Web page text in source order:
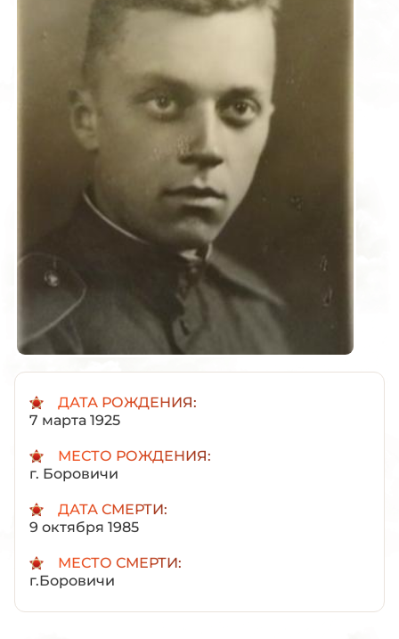
ДАТА РОЖДЕНИЯ:
7 марта 1925
МЕСТО РОЖДЕНИЯ:
г. Боровичи
ДАТА СМЕРТИ:
9 октября 1985
МЕСТО СМЕРТИ:
г.Боровичи